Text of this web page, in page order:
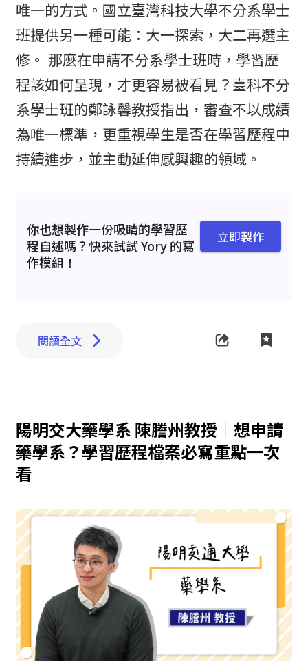
唯一的方式。國立臺灣科技大學不分系學士
班提供另一種可能：大一探索，大二再選主
修。 那麼在申請不分系學士班時，學習歷
程該如何呈現，才更容易被看見？臺科不分
系學士班的鄭詠馨教授指出，審查不以成績
為唯一標準，更重視學生是否在學習歷程中
持續進步，並主動延伸感興趣的領域。
你也想製作一份吸睛的學習歷
程自述嗎？快來試試 Yory 的寫
作模組！
立即製作
閱讀全文
陽明交大藥學系 陳謄州教授｜想申請
藥學系？學習歷程檔案必寫重點一次
看